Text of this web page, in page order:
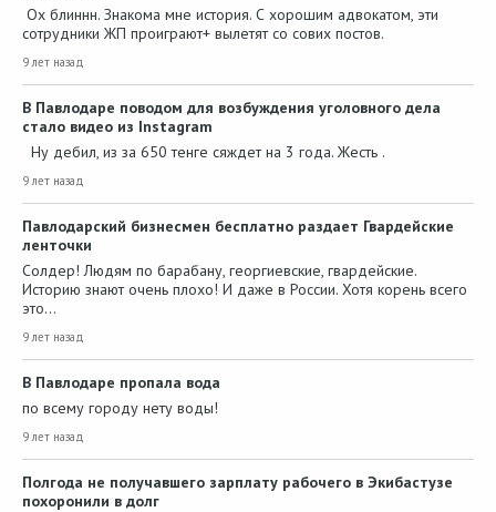
Ох блиннн. Знакома мне история. С хорошим адвокатом, эти
сотрудники ЖП проиграют+ вылетят со сових постов.
9 лет назад
В Павлодаре поводом для возбуждения уголовного дела
стало видео из Instagram
Ну дебил, из за 650 тенге сяждет на 3 года. Жесть .
9 лет назад
Павлодарский бизнесмен бесплатно раздает Гвардейские
ленточки
Солдер! Людям по барабану, георгиевские, гвардейские.
Историю знают очень плохо! И даже в России. Хотя корень всего
это…
9 лет назад
В Павлодаре пропала вода
по всему городу нету воды!
9 лет назад
Полгода не получавшего зарплату рабочего в Экибастузе
похоронили в долг